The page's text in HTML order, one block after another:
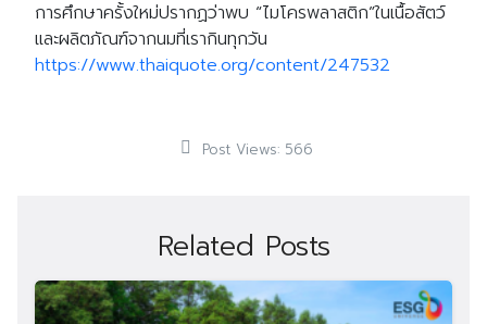
Search
การศึกษาครั้งใหม่ปรากฏว่าพบ “ไมโครพลาสติก”ในเนื้อสัตว์
และผลิตภัณฑ์จากนมที่เรากินทุกวัน
https://www.thaiquote.org/content/247532
Post Views: 566
Related Posts